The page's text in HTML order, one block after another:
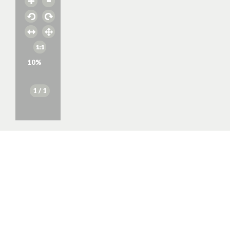
10%
1 / 1